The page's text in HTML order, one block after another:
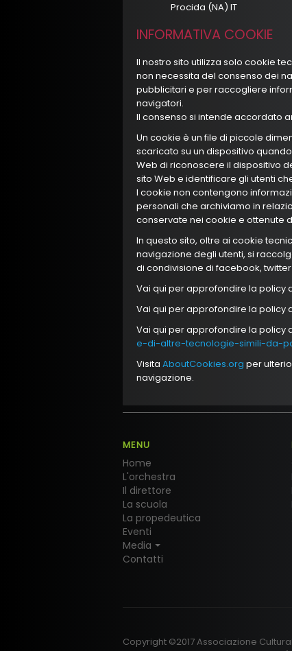
Procida (NA) IT
INFORMATIVA COOKIE
Il nostro sito utilizza solo cookie
non necessita del consenso dei
pubblicitari e per raccogliere
navigatori.
Il consenso si intende accordato
Un cookie è un file di piccole
scaricato su un dispositivo
Web di riconoscere il dispositivo
sito Web e identificare gli utenti
I cookie non contengono
personali che archiviamo in
conservate nei cookie e ottenute
In questo sito, oltre ai cookie
navigazione degli utenti, si
di condivisione di facebook,
Vai qui per approfondire la policy
Vai qui per approfondire la policy
Vai qui per approfondire la policy
e-di-altre-tecnologie-simili-da-
Visita AboutCookies.org per
navigazione.
MENU
Home
L'orchestra
Il direttore
La scuola
La propedeutica
Eventi
Media
Contatti
Copyright ©2017 Associazione